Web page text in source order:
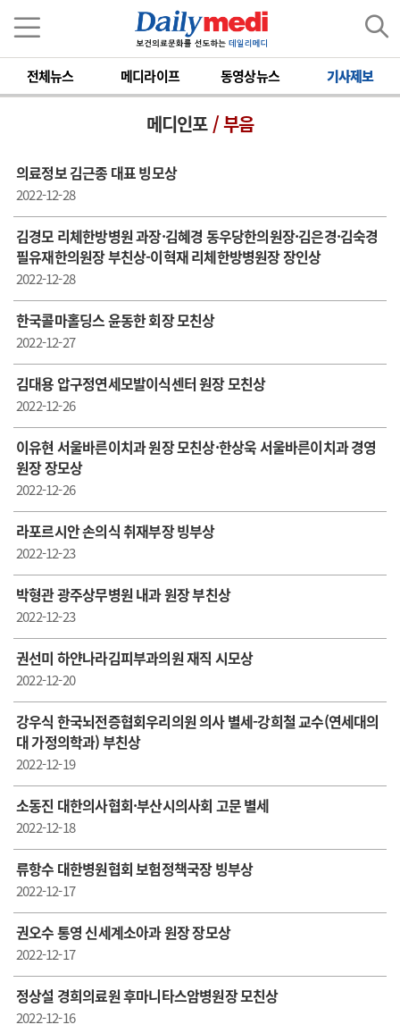
전체뉴스 메디라이프 동영상뉴스 기사제보
메디인포/ 부음
의료정보 김근종 대표 빙모상
2022-12-28
김경모 리체한방병원 과장·김혜경 동우당한의원장·김은경·김숙경
필유재한의원장 부친상-이혁재 리체한방병원장 장인상
2022-12-28
한국콜마홀딩스 윤동한 회장 모친상
2022-12-27
김대용 압구정연세모발이식센터 원장 모친상
2022-12-26
이유현 서울바른이치과 원장 모친상·한상욱 서울바른이치과 경영
원장 장모상
2022-12-26
라포르시안 손의식 취재부장 빙부상
2022-12-23
박형관 광주상무병원 내과 원장 부친상
2022-12-23
권선미 하얀나라김피부과의원 재직 시모상
2022-12-20
강우식 한국뇌전증협회우리의원 의사 별세-강희철 교수(연세대의
대 가정의학과) 부친상
2022-12-19
소동진 대한의사협회·부산시의사회 고문 별세
2022-12-18
류항수 대한병원협회 보험정책국장 빙부상
2022-12-17
권오수 통영 신세계소아과 원장 장모상
2022-12-17
정상설 경희의료원 후마니타스암병원장 모친상
2022-12-16